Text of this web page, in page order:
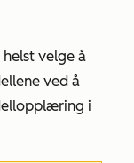
velge å
ved å
i